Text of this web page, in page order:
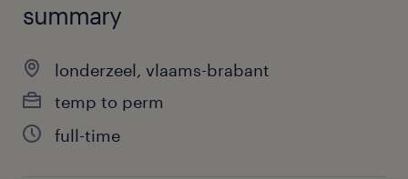
summary
londerzeel, vlaams-brabant
temp to perm
full-time